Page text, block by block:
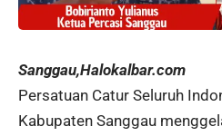
Sanggau,Halokalbar.com
Persatuan Catur Seluruh
Kabupaten Sanggau